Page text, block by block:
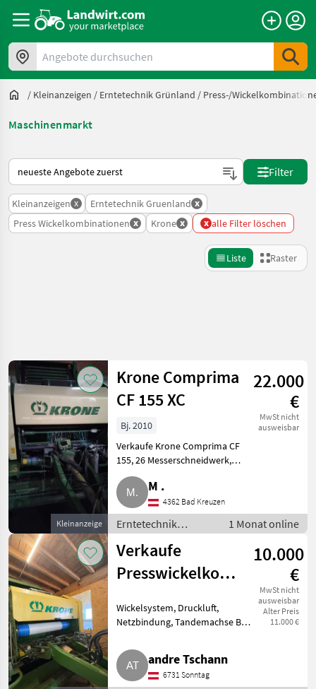
Angebote durchsuchen
/ Kleinanzeigen / Erntetechnik Grünland / Press-/
Maschinenmarkt
So wird auf Landwirt.com sortiert
Filter
Kleinanzeigen x Erntetechnik Gruenland x
Press Wickelkombinationen x Krone x x alle Filter löschen
Liste Raster
Kategorie 5 Land Filter
AKTUELLER
PFAD
Landtechnik
Erntetechnik
Gruenland
Wickelkombinationen
Krone
KATEGORIE
WÄHLEN
Krone
Pöttinger
Kuhn
Zurücksetzen
Ergebnisse
anzeigen
Kleinanzeige
Krone Comprima
CF 155 XC
22.000
€
MwSt nicht
ausweisbar
Bj. 2010
Verkaufe Krone Comprima CF
155, 26 Messerschneidwerk,
26.500 Ballen, Rückfahrkamera,
sofort einsatzbereit, Druckluft,
500/55 R20. Erntetechnik
Grünland Press-/Wickel
M .
4362 Bad Kreuzen
Erntetechnik
Grünland /
Press-/Wickelkombinationen
1 Monat online
Verkaufe
Presswickelkombination
10.000
€
MwSt nicht
ausweisbar
Alter Preis
11.000 €
Wickelsystem, Druckluft,
Netzbindung, Tandemachse Bei
Erntetechnik Grünland
Press-/Wickelkombinationen
andre Tschann
6731 Sonntag